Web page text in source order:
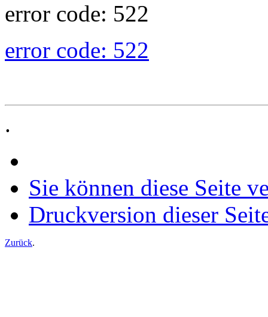
error code: 522
error code: 522
.
Sie können diese Seite
Druckversion dieser
Zurück.